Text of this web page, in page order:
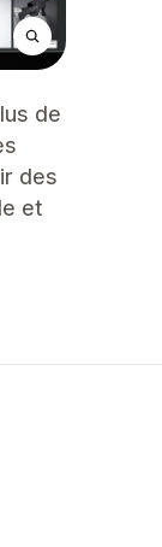
de
des
et